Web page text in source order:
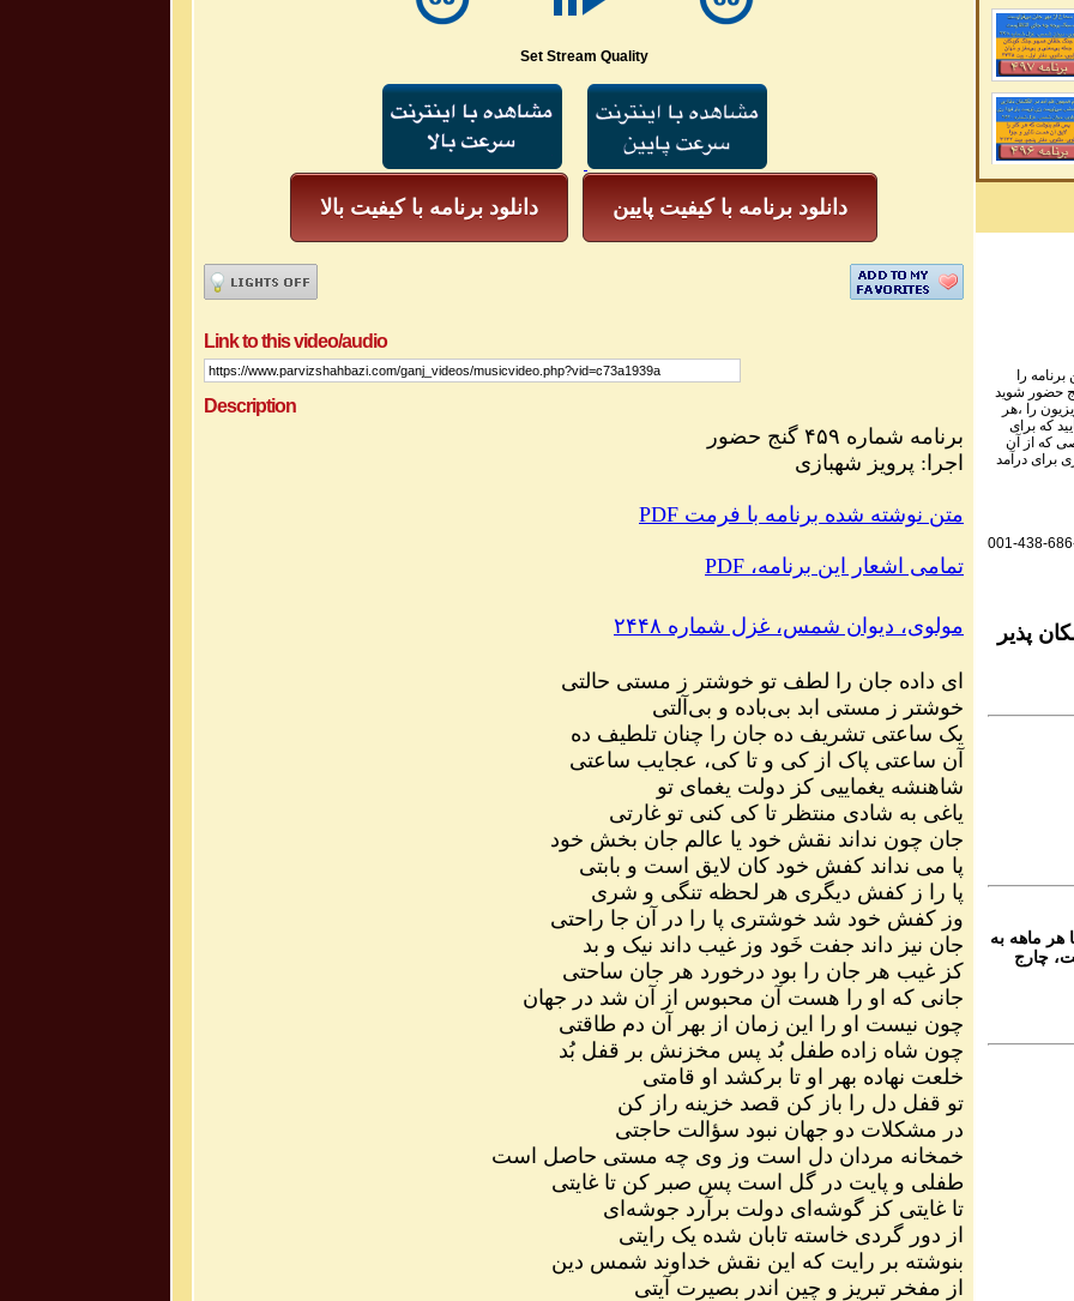
Set Stream Quality
دانلود برنامه با کیفیت بالا دانلود برنامه با کیفیت پایین
Link to this video/audio
Description
برنامه شماره ۴۵۹ گنج حضور
اجرا: پرویز شهبازی
PDF متن نوشته شده برنامه با فرمت
PDF ،تمامی اشعار این برنامه
مولوی، دیوان شمس، غزل شماره ۲۴۴۸
ای داده جان را لطف تو خوشتر ز مستی حالتی
خوشتر ز مستی ابد بی‌باده و بی‌آلتی
یک ساعتی تشریف ده جان را چنان تلطیف ده
آن ساعتی پاک از کی و تا کی، عجایب ساعتی
شاهنشه یغماییی کز دولت یغمای تو
یاغی به شادی منتظر تا کی کنی تو غارتی
جان چون نداند نقش خود یا عالم جان بخش خود
پا می نداند کفش خود کان لایق است و بابتی
پا را ز کفش دیگری هر لحظه تنگی و شری
وز کفش خود شد خوشتری پا را در آن جا راحتی
جان نیز داند جفت خَود وز غیب داند نیک و بد
کز غیب هر جان را بود درخورد هر جان ساحتی
جانی که او را هست آن محبوس از آن شد در جهان
چون نیست او را این زمان از بهر آن دم طاقتی
چون شاه زاده طفل بُد پس مخزنش بر قفل بُد
خلعت نهاده بهر او تا برکشد او قامتی
تو قفل دل را باز کن قصد خزینه راز کن
در مشکلات دو جهان نبود سؤالت حاجتی
خمخانه مردان دل است وز وی چه مستی حاصل است
طفلی و پایت در گل است پس صبر کن تا غایتی
تا غایتی کز گوشه‌ای دولت برآرد جوشه‌ای
از دور گردی خاسته تابان شده یک رایتی
بنوشته بر رایت که این نقش خداوند شمس دین
از مفخر تبریز و چین اندر بصیرت آیتی
را
حضور شوید
را ،هر
که برای
که از آن
برای درآمد
001-438-
پذیر
هر ماهه به
چارج